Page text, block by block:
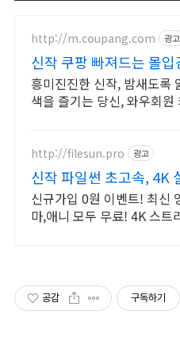
http://m.coupang.com 광고
신작 쿠팡 빠져드는 몰입
흥미진진한 신작, 밤새도록
색을 즐기는 당신, 와우회
http://filesun.pro 광고
신작 파일썬 초고속, 4K
보기!
신규가입 0원 이벤트! 최신
마,애니 모두 무료! 4K 스트
공감 구독하기